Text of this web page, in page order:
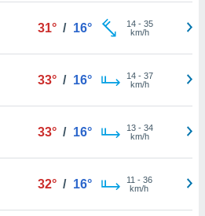
31° / 16° 14- 35
km/h
33° / 16° 14- 37
km/h
33° / 16° 13- 34
km/h
32° / 16° 11 - 36
km/h